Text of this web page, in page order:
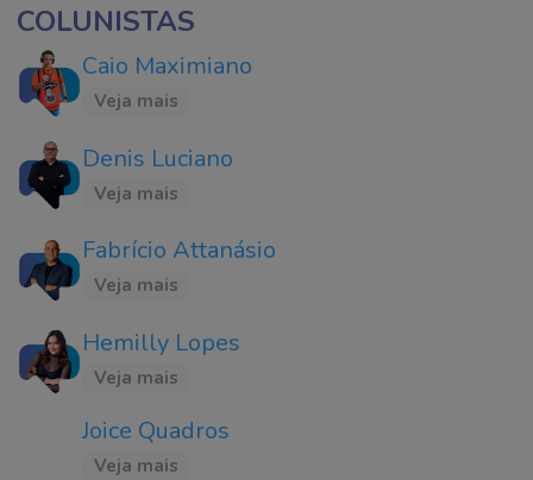
COLUNISTAS
Caio Maximiano
Veja mais
Denis Luciano
Veja mais
Fabrício Attanásio
Veja mais
Hemilly Lopes
Veja mais
Joice Quadros
Veja mais